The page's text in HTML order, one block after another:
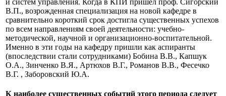
В.П., возрожденная специализация на новой кафедре в
сравнительно короткий срок достигла существенных успехов
по всем направлениям своей деятельности: учебно-
методической, научной и организационно-воспитательной.
Именно в эти годы на кафедру пришли как аспиранты
(впоследствии стали сотрудниками) Бобина В.В., Капшук
О.А., Зинченко В.Я., Артюхов В.Г., Романов В.В., Фесечко
В.Г. , Заборовский Ю.А.
К наиболее существенных событий этого периода следует